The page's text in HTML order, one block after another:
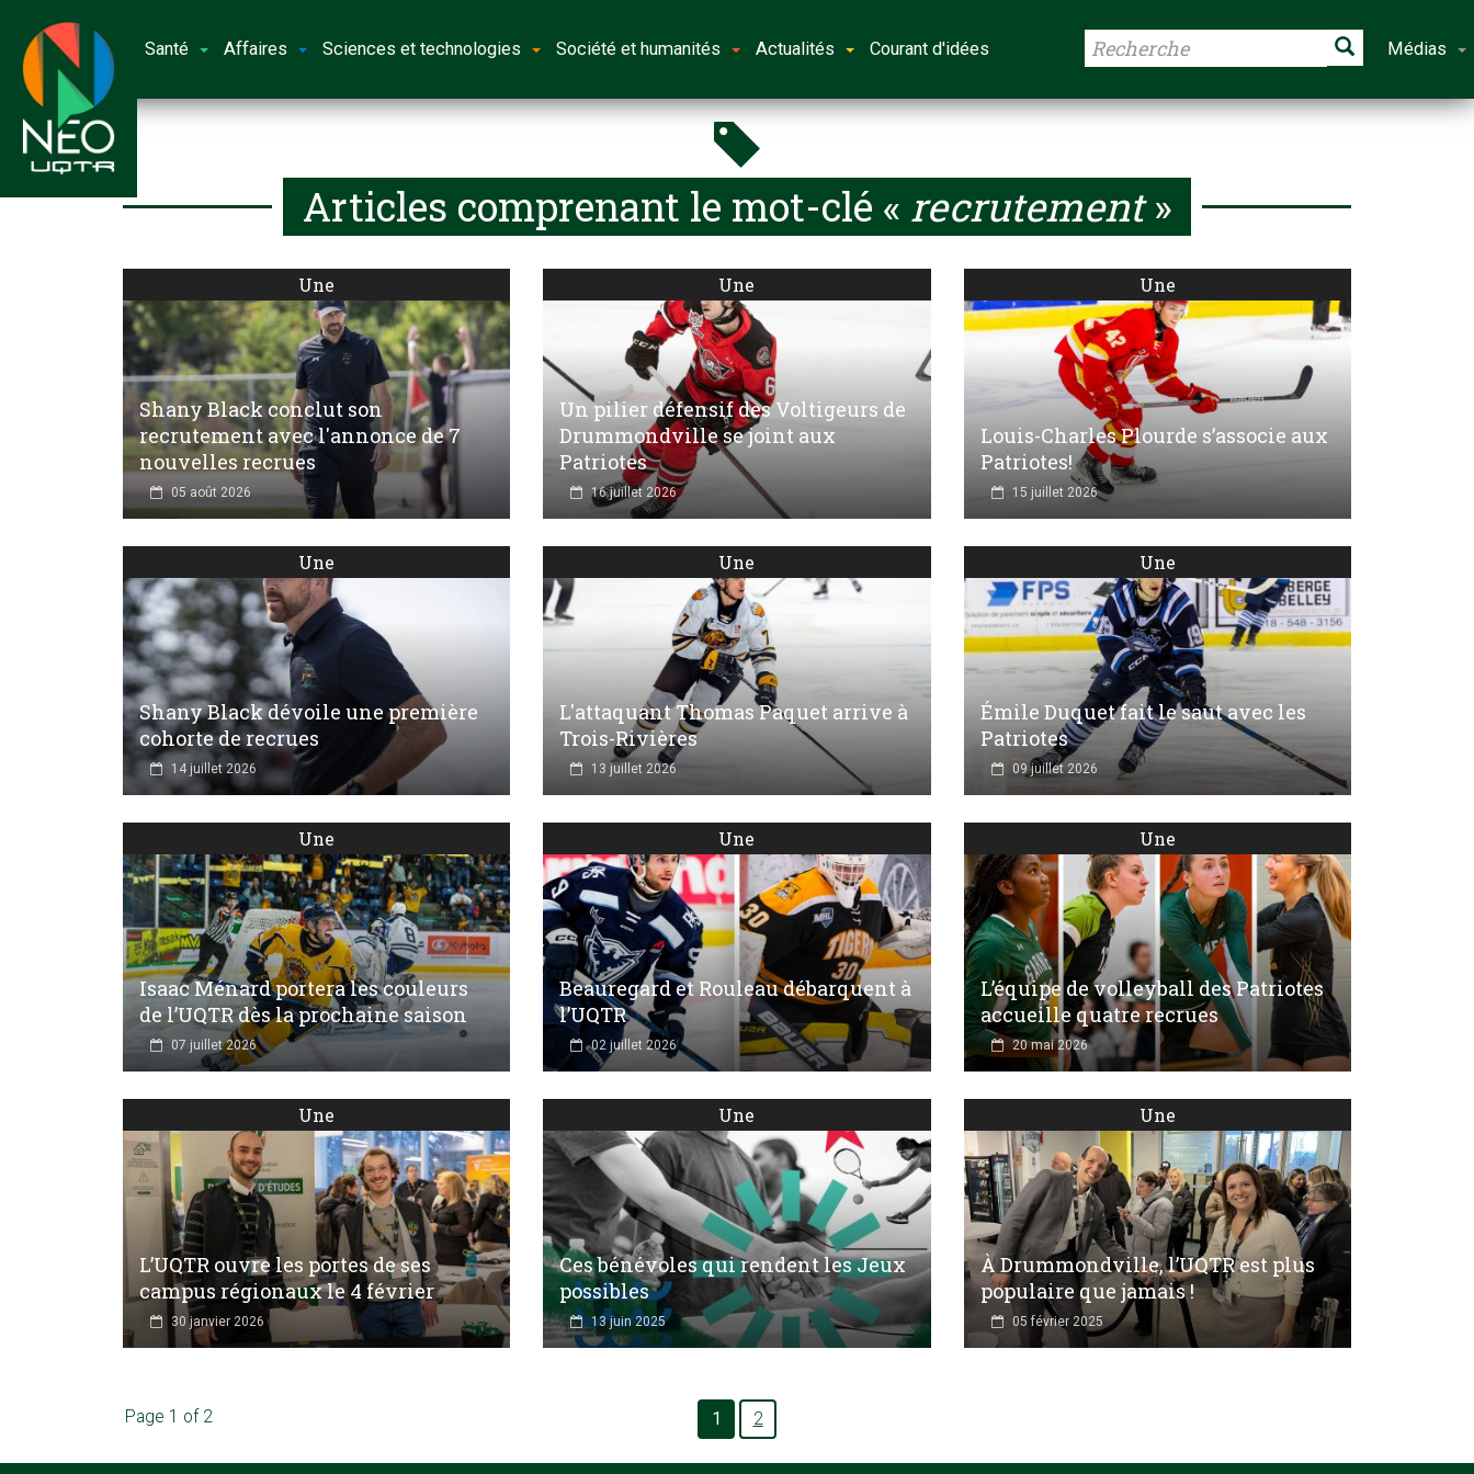
Santé Affaires Sciences et technologies Société et humanités Actualités Courant d'idées Médias
Articles comprenant le mot-clé « recrutement»
Une
Shany Black conclut son
recrutement avec l'annonce de 7
nouvelles recrues
05 août 2026
Une
Un pilier défensif des Voltigeurs de
Drummondville se joint aux
Patriotes
16 juillet 2026
Une
Louis-Charles Plourde s’associe aux
Patriotes!
15 juillet 2026
Une
Shany Black dévoile une première
cohorte de recrues
14 juillet 2026
Une
L'attaquant Thomas Paquet arrive à
Trois-Rivières
13 juillet 2026
Une
Émile Duquet fait le saut avec les
Patriotes
09 juillet 2026
Une
Isaac Ménard portera les couleurs
de l’UQTR dès la prochaine saison
07 juillet 2026
Une
Beauregard et Rouleau débarquent à
l’UQTR
02 juillet 2026
Une
L’équipe de volleyball des Patriotes
accueille quatre recrues
20 mai 2026
Une
L’UQTR ouvre les portes de ses
campus régionaux le 4 février
30 janvier 2026
Une
Ces bénévoles qui rendent les Jeux
possibles
13 juin 2025
Une
À Drummondville, l’UQTR est plus
populaire que jamais !
05 février 2025
Page 1 of 2 1 2